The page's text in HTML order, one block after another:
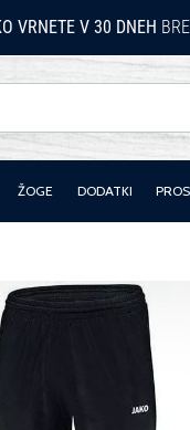
VRNETE V 30 DNEH
ŽOGE DODATKI